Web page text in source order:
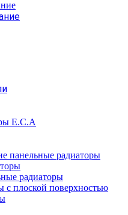
E.C.A
панельные радиаторы
радиаторы
с плоской поверхностью